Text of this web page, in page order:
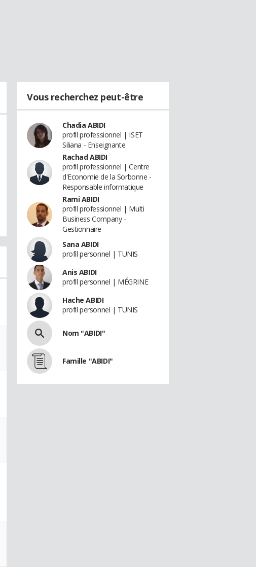
Vous recherchez peut-être
Chadia ABIDI
profil professionnel | ISET
Siliana - Enseignante
Rachad ABIDI
profil professionnel | Centre
d'Economie de la Sorbonne -
Responsable informatique
Rami ABIDI
profil professionnel | Multi
Business Company -
Gestionnaire
Sana ABIDI
profil personnel | TUNIS
Anis ABIDI
profil personnel | MÉGRINE
Hache ABIDI
profil personnel | TUNIS
Nom "ABIDI"
Famille "ABIDI"